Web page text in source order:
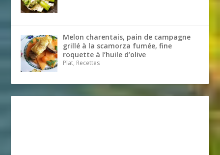
Melon charentais, pain de campagne
grillé à la scamorza fumée, fine
roquette à l’huile d’olive
Plat, Recettes